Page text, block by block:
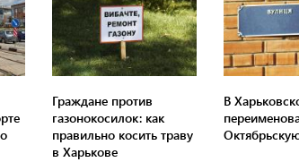
Граждане против
газонокосилок: как
правильно косить траву
в Харькове
В